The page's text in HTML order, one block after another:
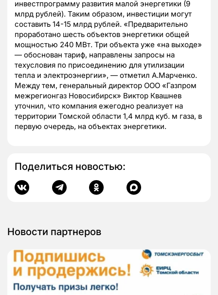
инвестпрограмму развития малой энергетики (9
млрд рублей). Таким образом, инвестиции могут
составить 14-15 млрд рублей. «Предварительно
проработано шесть объектов энергетики общей
мощностью 240 МВт. Три объекта уже «на выходе»
— обоснован тариф, направлены запросы на
техусловия по присоединению для утилизации
тепла и электроэнергии», — отметил А.Марченко.
Между тем, генеральный директор ООО «Газпром
межрегионгаз Новосибирск» Виктор Квашнев
уточнил, что компания ежегодно реализует на
территории Томской области 1,4 млрд куб. м газа, в
первую очередь, на объектах энергетики.
Поделиться новостью:
Новости партнеров